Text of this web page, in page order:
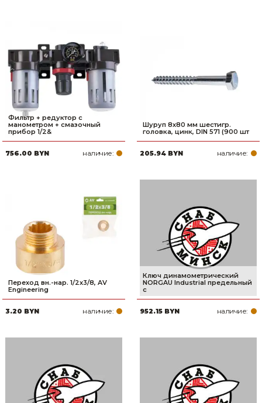
Фильтр + редуктор с
манометром + смазочный
прибор 1/2&
756.00 BYN наличие:
Шуруп 8х80 мм шестигр.
головка, цинк, DIN 571 (900 шт
205.94 BYN наличие:
Переход вн.-нар. 1/2х3/8, AV
Engineering
3.20 BYN наличие:
Ключ динамометрический
NORGAU Industrial предельный
с
952.15 BYN наличие: